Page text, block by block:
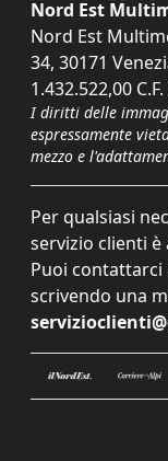
Nord Est
Nord Est
34, 30171
1.432.522,00
I diritti delle
espressamente
mezzo e
Per qualsiasi
servizio clienti
Puoi contattarci
scrivendo una